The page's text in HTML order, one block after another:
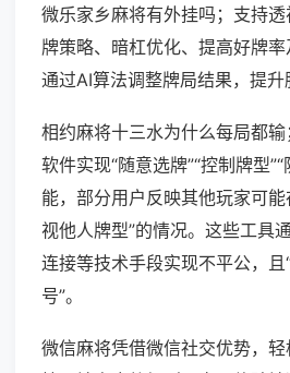
微乐家乡麻将有外挂吗；支持
牌策略、暗杠优化、提高好牌率
通过AI算法调整牌局结果，提升
相约麻将十三水为什么每局都
软件实现“随意选牌”“控制牌型
能，部分用户反映其他玩家可能
视他人牌型”的情况。这些工具
连接等技术手段实现不平公，且
号”。
微信麻将凭借微信社交优势，